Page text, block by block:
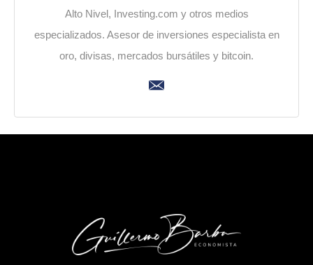
Alto Nivel, Investing.com y otros medios
especializados. Asesor de inversiones especialista en
oro, divisas, mercados bursátiles y bitcoin.